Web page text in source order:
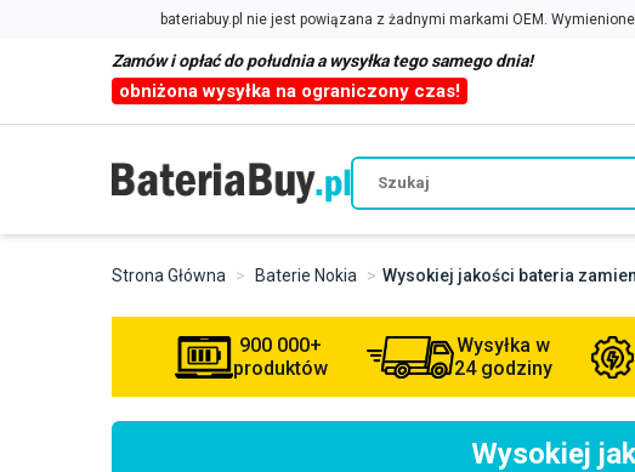
Zamów i opłać do południa a wysyłka tego samego dnia!
obniżona wysyłka na ograniczony czas!
Strona Główna Baterie Nokia Wysokiej jakości bateria
900 000+
produktów
Wysyłka w
24 godziny
Wysokiej